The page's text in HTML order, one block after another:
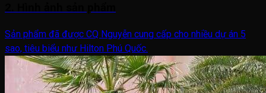
Sản phẩm đã được CQ Nguyễn cung cấp cho nhiều dự án 5
sao, tiêu biểu như Hilton Phú Quốc.